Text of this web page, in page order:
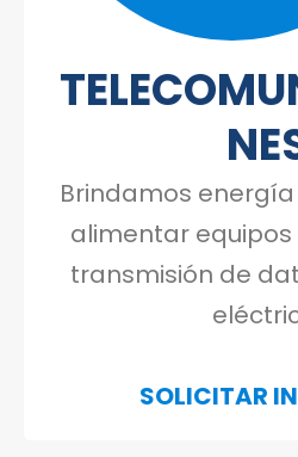
Brindamos
alimentar
transmisión de
SOLICITAR